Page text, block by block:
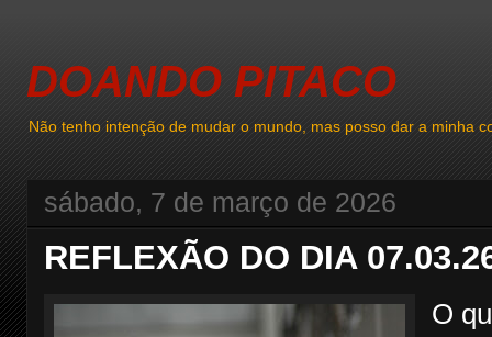
DOANDO PITACO
Não tenho intenção de mudar o mundo, mas posso dar a minha
sábado, 7 de março de 2026
REFLEXÃO DO DIA
O